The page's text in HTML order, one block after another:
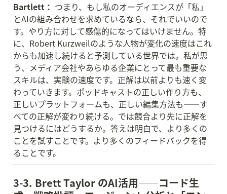
Bartlett： つまり、もし私のオーディエンスが「私」
とAIの組み合わせを求めているなら、それでいいので
す。やり方に対して感傷的になってはいけません。特
に、Robert Kurzweilのような人物が変化の速度はこれ
からも加速し続けると予測している世界では。私が思
う、メディア会社やあらゆる企業にとって最も重要な
スキルは、実験の速度です。正解は以前よりも速く変
わっていきます。ポッドキャストの正しい作り方も、
正しいプラットフォームも、正しい編集方法も——す
べての正解が変わり続ける。では競合より先に正解を
見つけるにはどうするか。答えは明白で、より多くの
ことを試すことです。より多くのフィードバックを得
ることです。
3-3. Brett Taylor のAI活用——コード生